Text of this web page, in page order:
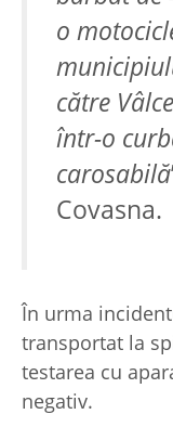
o
către
într-o
carosabilă
Covasna.
În urma
transportat la
testarea cu
negativ.